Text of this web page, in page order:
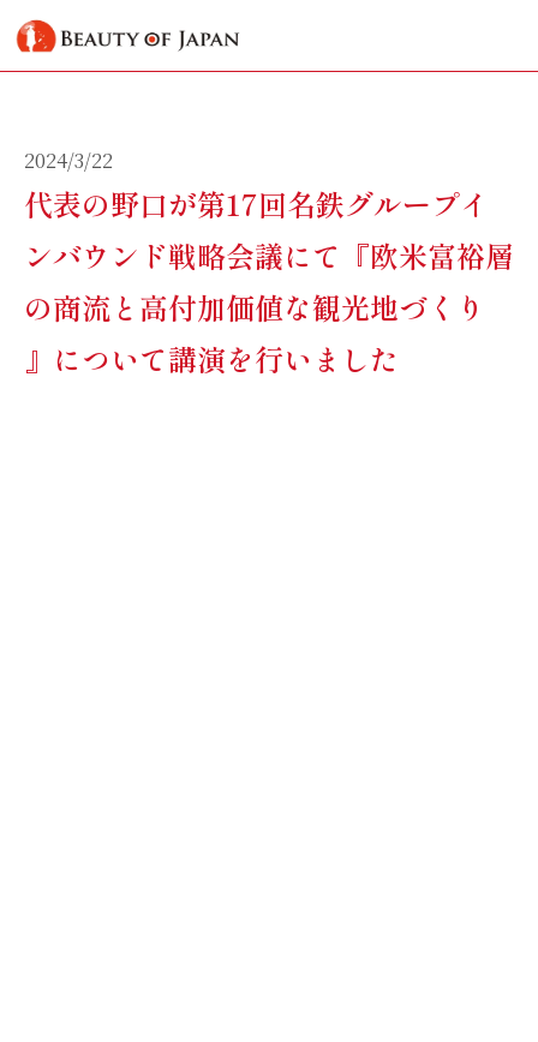
2024/3/22
代表の野口が第17回名鉄グループイ
ンバウンド戦略会議にて『欧米富裕層
の商流と高付加価値な観光地づくり
』について講演を行いました